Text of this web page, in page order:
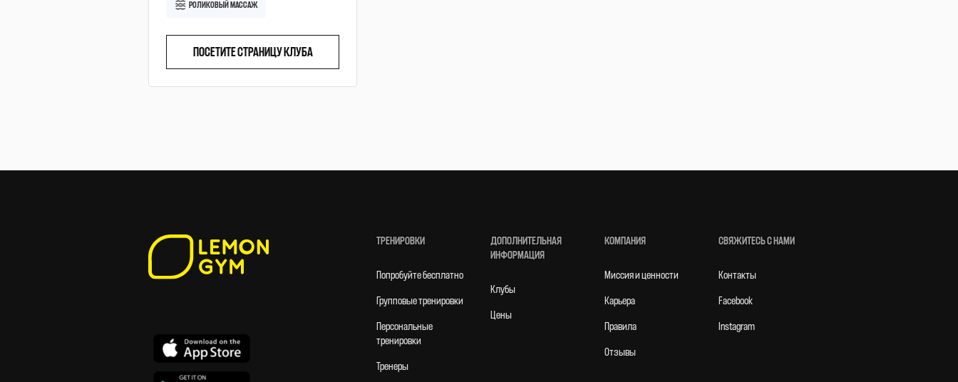
РОЛИКОВЫЙ МАССАЖ
ПОСЕТИТЕ СТРАНИЦУ КЛУБА
ТРЕНИРОВКИ
Попробуйте бесплатно
Групповые тренировки
Персональные
тренировки
Тренеры
ДОПОЛНИТЕЛЬНАЯ
ИНФОРМАЦИЯ
Клубы
Цены
КОМПАНИЯ
Mиссия и ценности
Карьера
Правила
Отзывы
СВЯЖИТЕСЬ С НАМИ
Контакты
Facebook
Instagram